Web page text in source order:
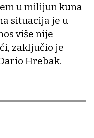
u milijun kuna
situacija je u
više nije
zaključio je
Hrebak.